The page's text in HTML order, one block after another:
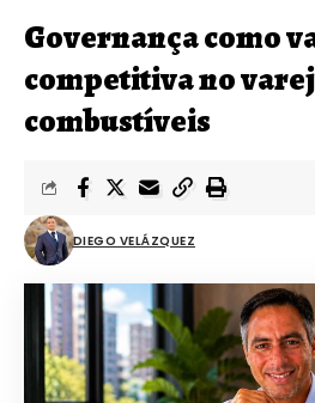
Governança como
competitiva no
combustíveis
DIEGO VELÁZQUEZ